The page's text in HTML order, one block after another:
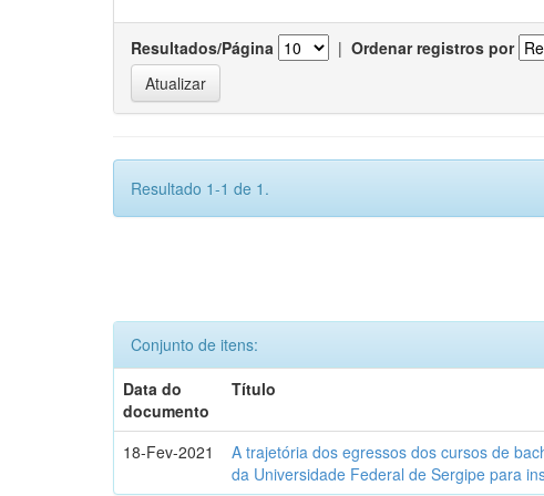
Resultados/Página | Ordenar registros por
Resultado 1-1 de 1.
Conjunto de itens:
Data do
documento
Título
18-Fev-2021
A trajetória dos egressos dos cursos de
da Universidade Federal de Sergipe para